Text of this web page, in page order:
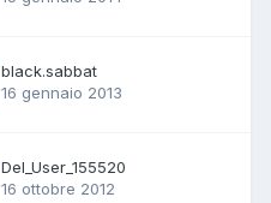
black.sabbat
16 gennaio 2013
Del_User_155520
16 ottobre 2012